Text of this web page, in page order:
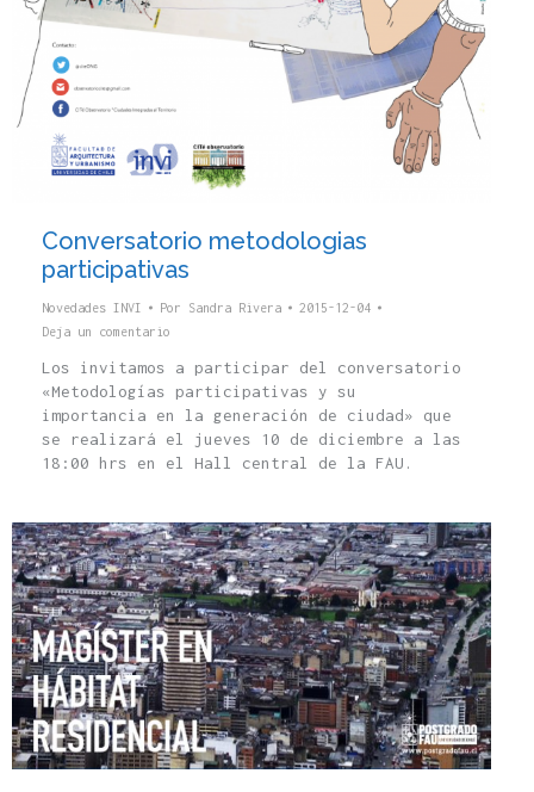
Conversatorio metodologias
participativas
Novedades INVI Por Sandra Rivera
2015-12-04
Deja un comentario
Los invitamos a participar del conversatorio
«Metodologías participativas y su
importancia en la generación de ciudad» que
se realizará el jueves 10 de diciembre a las
18:00 hrs en el Hall central de la FAU.